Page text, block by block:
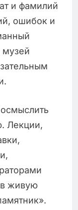
и фамилий
ошибок и
музей
Лекции,
в живую